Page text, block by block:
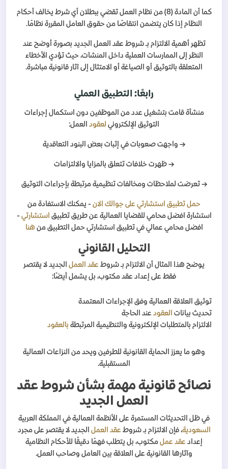
كما أن المادة (8) من نظام العمل تقضي ببطلان أي شرط يخالف أحكام
النظام إذا كان يتضمن انتقاصًا من حقوق العامل المقررة نظامًا.
تظهر أهمية الالتزام بـ شروط عقد العمل الجديد بصورة أوضح عند
النظر إلى الممارسات العملية داخل المنشآت، حيث تؤدي الأخطاء
المتعلقة بالتوثيق أو الصياغة أو الامتثال إلى آثار قانونية مباشرة.
رابعًا: التطبيق العملي
منشأة قامت بتشغيل عدد من الموظفين دون استكمال إجراءات
التوثيق الإلكتروني لعقود العمل:
→ واجهت صعوبات في إثبات بعض البنود التعاقدية
→ ظهرت خلافات تتعلق بالمزايا والالتزامات
→ تعرضت لملاحظات ومخالفات تنظيمية مرتبطة بإجراءات التوثيق
حمل تطبيق استشارتي على جوالك الان - يمكنك الاستفادة من
استشارة افضل محامي للقضايا العمالية عن طريق تطبيق استشارتي-
افضل محامي عمالي في تطبيق استشارتي حمل التطبيق من هنا
التحليل القانوني
يوضح هذا المثال أن الالتزام بـ شروط عقد العمل الجديد لا يقتصر
فقط على إعداد عقد مكتوب، بل يشمل أيضًا:
توثيق العلاقة العمالية وفق الإجراءات المعتمدة
تحديث بيانات العقود عند الحاجة
الالتزام بالمتطلبات الإلكترونية والتنظيمية المرتبطة بالعقود
وهو ما يعزز الحماية القانونية للطرفين ويحد من النزاعات العمالية
المستقبلية.
نصائح قانونية مهمة بشأن شروط عقد
العمل الجديد
في ظل التحديثات المستمرة على الأنظمة العمالية في المملكة العربية
السعودية، فإن الالتزام بـ شروطعقد العمل الجديد لا يقتصر على مجرد
إعداد عقد عمل مكتوب، بل يتطلب فهمًا دقيقًا للأحكام النظامية
وآثارها القانونية على العلاقة بين العامل وصاحب العمل.